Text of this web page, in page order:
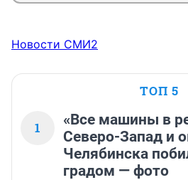
Новости СМИ2
ТОП 5
1
«Все машины в
Северо-Запад и
Челябинска
градом — фото